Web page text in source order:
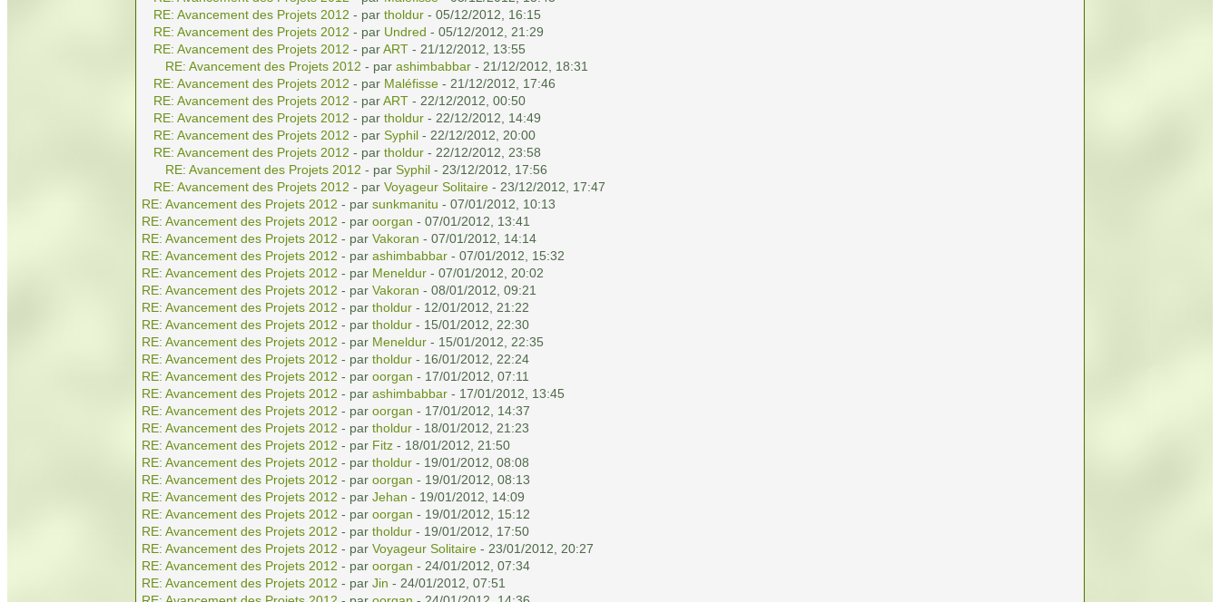
RE: Avancement des Projets 2012 - par tholdur- 05/12/2012, 16:15
RE: Avancement des Projets 2012 - par Undred - 05/12/2012, 21:29
RE: Avancement des Projets 2012 - parART- 21/12/2012, 13:55
RE: Avancement des Projets 2012 - par ashimbabbar- 21/12/2012, 18:31
RE: Avancement des Projets 2012 - par Maléfisse- 21/12/2012, 17:46
RE: Avancement des Projets 2012 - parART- 22/12/2012, 00:50
RE: Avancement des Projets 2012 - par tholdur- 22/12/2012, 14:49
RE: Avancement des Projets 2012 - par Syphil- 22/12/2012, 20:00
RE: Avancement des Projets 2012 - par tholdur- 22/12/2012, 23:58
RE: Avancement des Projets 2012 - par Syphil- 23/12/2012, 17:56
RE: Avancement des Projets 2012 - par Voyageur Solitaire- 23/12/2012, 17:47
RE: Avancement des Projets 2012 - par sunkmanitu - 07/01/2012, 10:13
RE: Avancement des Projets 2012 - par oorgan - 07/01/2012, 13:41
RE: Avancement des Projets 2012 - par Vakoran - 07/01/2012, 14:14
RE: Avancement des Projets 2012 - par ashimbabbar- 07/01/2012, 15:32
RE: Avancement des Projets 2012 - par Meneldur- 07/01/2012, 20:02
RE: Avancement des Projets 2012 - par Vakoran - 08/01/2012, 09:21
RE: Avancement des Projets 2012 - par tholdur- 12/01/2012, 21:22
RE: Avancement des Projets 2012 - par tholdur- 15/01/2012, 22:30
RE: Avancement des Projets 2012 - par Meneldur- 15/01/2012, 22:35
RE: Avancement des Projets 2012 - par tholdur- 16/01/2012, 22:24
RE: Avancement des Projets 2012 - par oorgan - 17/01/2012, 07:11
RE: Avancement des Projets 2012 - par ashimbabbar- 17/01/2012, 13:45
RE: Avancement des Projets 2012 - par oorgan - 17/01/2012, 14:37
RE: Avancement des Projets 2012 - par tholdur- 18/01/2012, 21:23
RE: Avancement des Projets 2012 - par Fitz- 18/01/2012, 21:50
RE: Avancement des Projets 2012 - par tholdur- 19/01/2012, 08:08
RE: Avancement des Projets 2012 - par oorgan - 19/01/2012, 08:13
RE: Avancement des Projets 2012 - par Jehan - 19/01/2012, 14:09
RE: Avancement des Projets 2012 - par oorgan - 19/01/2012, 15:12
RE: Avancement des Projets 2012 - par tholdur- 19/01/2012, 17:50
RE: Avancement des Projets 2012 - par Voyageur Solitaire- 23/01/2012, 20:27
RE: Avancement des Projets 2012 - par oorgan - 24/01/2012, 07:34
RE: Avancement des Projets 2012 - par Jin - 24/01/2012, 07:51